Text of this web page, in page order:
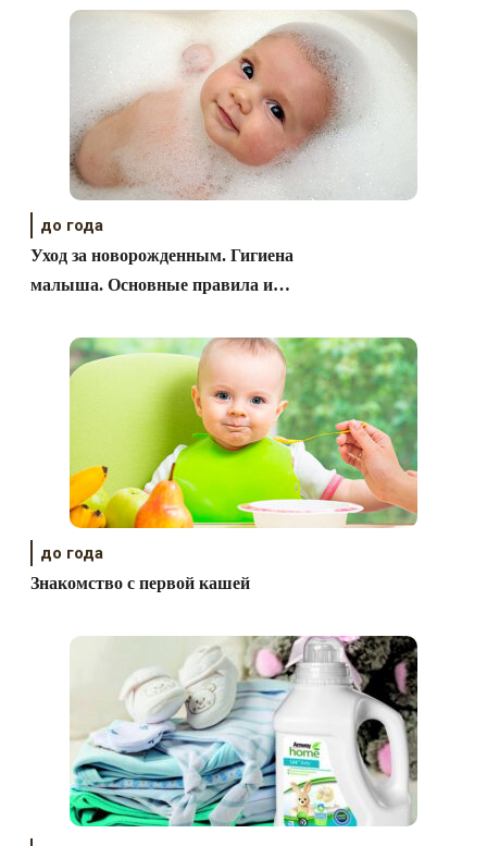
до года
Уход за новорожденным. Гигиена
малыша. Основные правила и
до года
Знакомство с первой кашей